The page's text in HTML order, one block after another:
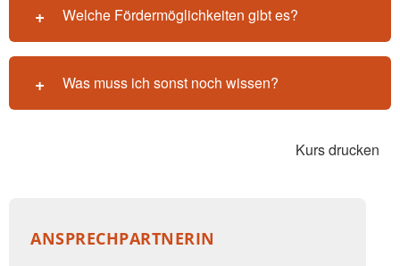
Welche Fördermöglichkeiten gibt es?
Was muss ich sonst noch wissen?
Kurs drucken
ANSPRECHPARTNERIN